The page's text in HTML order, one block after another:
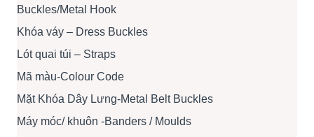
Buckles/Metal Hook
Khóa váy – Dress Buckles
Lót quai túi – Straps
Mã màu-Colour Code
Mặt Khóa Dây Lưng-Metal Belt Buckles
Máy móc/ khuôn -Banders / Moulds